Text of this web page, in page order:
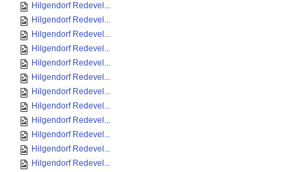
Hilgendorf Redevel...
Hilgendorf Redevel...
Hilgendorf Redevel...
Hilgendorf Redevel...
Hilgendorf Redevel...
Hilgendorf Redevel...
Hilgendorf Redevel...
Hilgendorf Redevel...
Hilgendorf Redevel...
Hilgendorf Redevel...
Hilgendorf Redevel...
Hilgendorf Redevel...